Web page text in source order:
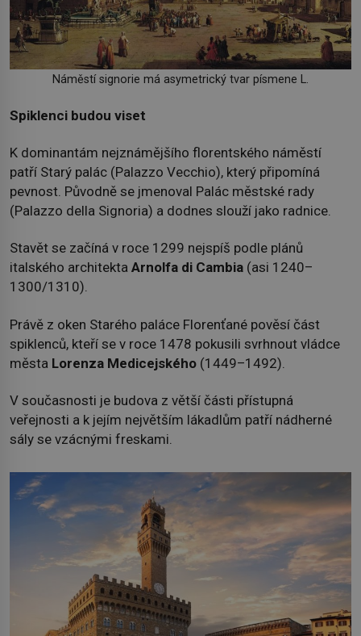
Náměstí signorie má asymetrický tvar písmene L.
Spiklenci budou viset
K dominantám nejznámějšího florentského náměstí
patří Starý palác (Palazzo Vecchio), který připomíná
pevnost. Původně se jmenoval Palác městské rady
(Palazzo della Signoria) a dodnes slouží jako radnice.
Stavět se začíná v roce 1299 nejspíš podle plánů
italského architekta Arnolfa di Cambia (asi 1240–
1300/1310).
Právě z oken Starého paláce Florenťané pověsí část
spiklenců, kteří se v roce 1478 pokusili svrhnout vládce
města Lorenza Medicejského (1449–1492).
V současnosti je budova z větší části přístupná
veřejnosti a k jejím největším lákadlům patří nádherné
sály se vzácnými freskami.